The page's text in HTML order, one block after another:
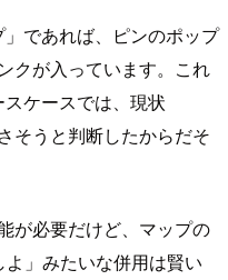
であれば、ピンのポップ
クが入っています。これ
ケースでは、現状
そうと判断したからだそ
が必要だけど、マップの
」みたいな併用は賢い